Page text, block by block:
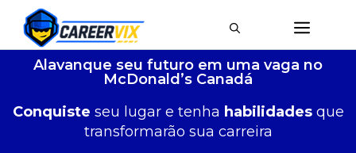
Alavanque seu futuro em uma vaga no
McDonald’s Canadá
Conquiste seu lugar e tenha habilidades que
transformarão sua carreira